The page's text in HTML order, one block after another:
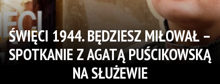
ŚWIĘCI 1944. BĘDZIESZ MIŁOWAŁ –
SPOTKANIE Z AGATĄ PUŚCIKOWSKĄ
NA SŁUŻEWIE